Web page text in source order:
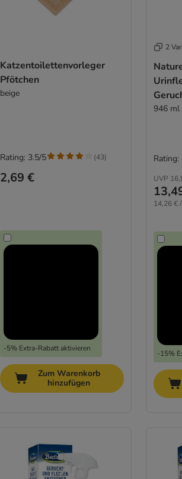
Katzentoilettenvorleger
Pfötchen
beige
2,69 €
-5% Extra-Rabatt aktivieren
Rating: 3.5/5 (43)
Zum Warenkorb
hinzufügen
2
946 ml
UVP
14,26 €
-15%
Rating: